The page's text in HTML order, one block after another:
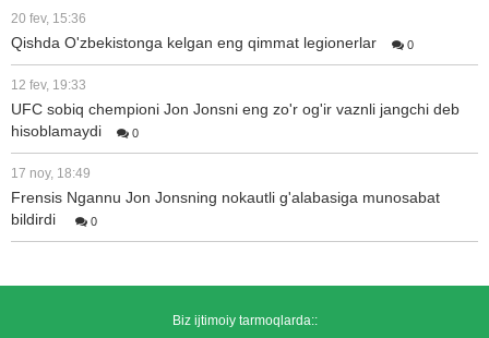
20 fev, 15:36
Qishda O'zbekistonga kelgan eng qimmat legionerlar 0
12 fev, 19:33
UFC sobiq chempioni Jon Jonsni eng zo'r og'ir vaznli jangchi deb
hisoblamaydi
0
17 noy, 18:49
Frensis Ngannu Jon Jonsning nokautli g'alabasiga munosabat
bildirdi
0
Biz ijtimoiy tarmoqlarda::